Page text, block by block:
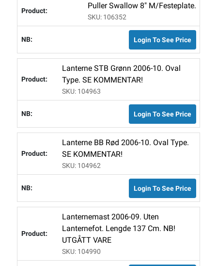
Puller Swallow 8" M/festeplate.
SKU: 106352
Login To See Price
Lanterne STB Grønn 2006-10. Oval
Type. SE KOMMENTAR!
SKU: 104963
Login To See Price
Lanterne BB Rød 2006-10. Oval Type.
SE KOMMENTAR!
SKU: 104962
Login To See Price
Lanternemast 2006-09. Uten
Lanternefot. Lengde 137 Cm. NB!
UTGÅTT VARE
SKU: 104990